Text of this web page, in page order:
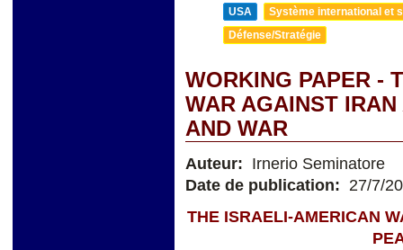
USA
Système international et
Défense/Stratégie
WORKING PAPER -
WAR AGAINST
AND WAR
Auteur: Irnerio Seminatore
Date de publication: 27/7/
THE ISRAELI-AMERICAN